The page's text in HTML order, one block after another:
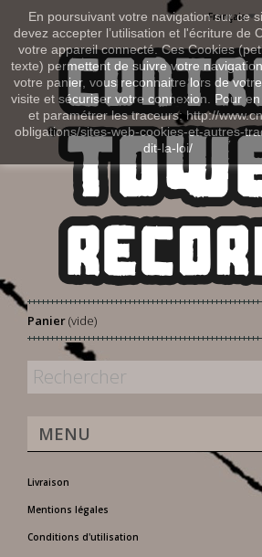
En poursuivant votre navigation sur ce
devez accepter l’utilisation et l'écriture de
votre appareil connecté. Ces Cookies
texte) permettent de suivre votre
votre panier, vous reconnaitre lors de
visite et sécuriser votre connexion. Pour
et paramétrer les traceurs: http://
obligations/sites-web-cookies-et-autres-
dit-la-loi/
Français
Panier(vide)
MENU
Livraison
Mentions légales
Conditions d'utilisation